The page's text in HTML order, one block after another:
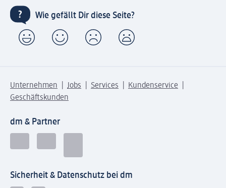
Wie gefällt Dir diese Seite?
Unternehmen Jobs Services
Kundenservice
Geschäftskunden
dm & Partner
Sicherheit & Datenschutz bei dm